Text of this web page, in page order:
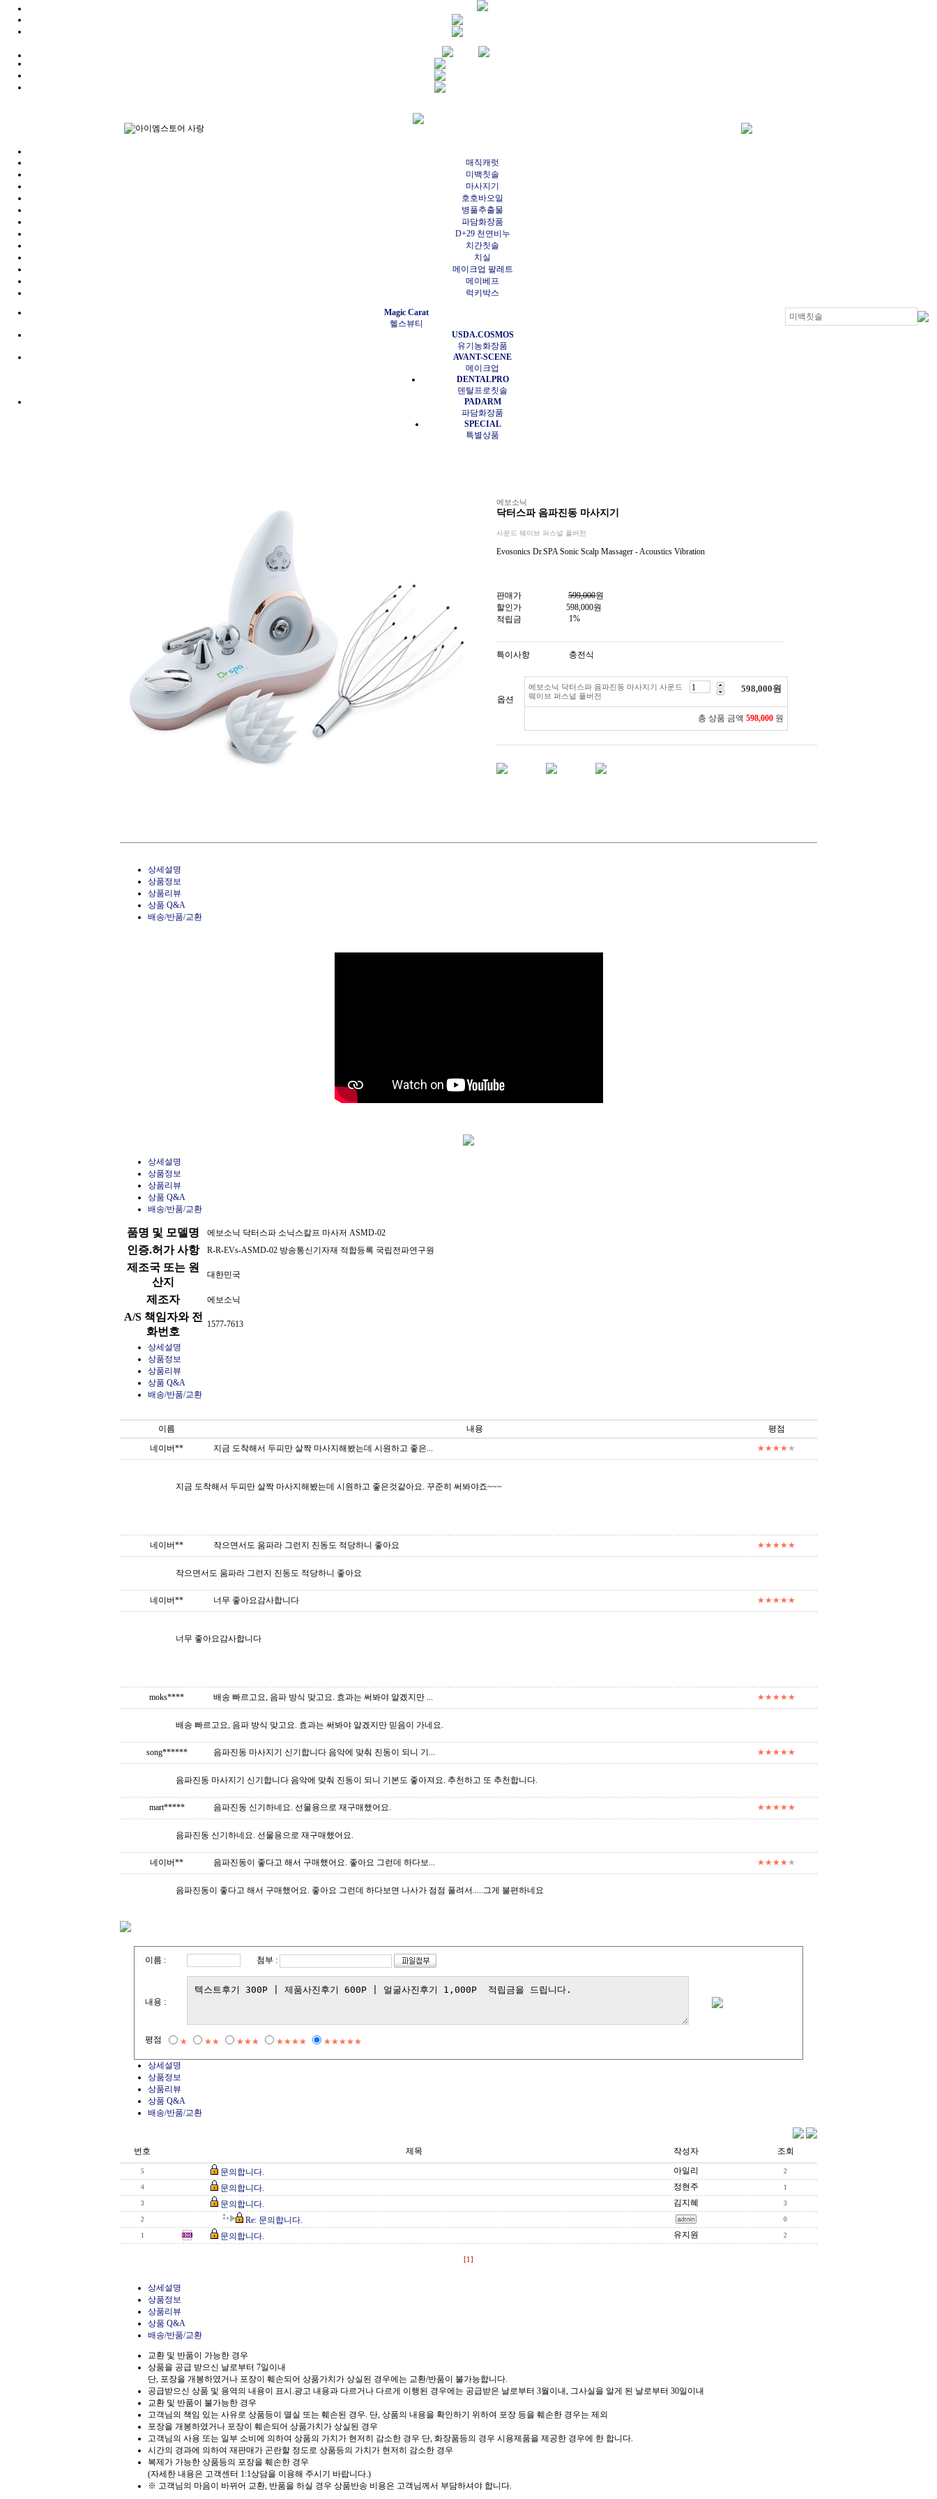
매직캐럿
미백칫솔
마사지기
호호바오일
병풀추출물
파담화장품
D+29 천연비누
치간칫솔
치실
메이크업 팔레트
메이베프
럭키박스
Magic Carat
헬스뷰티
USDA.COSMOS
유기농화장품
AVANT-SCENE
메이크업
DENTALPRO
덴탈프로칫솔
PADARM
파담화장품
SPECIAL
특별상품
에보소닉
닥터스파 음파진동 마사지기
사운드 웨이브 퍼스널 풀버전
Evosonics Dr.SPA Sonic Scalp Massager - Acoustics Vibration
판매가 599,000원
할인가
598,000원
적립금
1%
특이사항 충전식
옵션
에보소닉 닥터스파 음파진동 마사지기 사운드
웨이브 퍼스널 풀버전
598,000원
총 상품 금액 598,000 원
상세설명
상품정보
상품리뷰
상품 Q&A
배송/반품/교환
상세설명
상품정보
상품리뷰
상품 Q&A
배송/반품/교환
품명 및 모델명 에보소닉 닥터스파 소닉스칼프 마사저 ASMD-02
인증.허가 사항 R-R-EVs-ASMD-02 방송통신기자재 적합등록 국립전파연구원
제조국 또는 원
산지
대한민국
제조자 에보소닉
A/S 책임자와 전
화번호
1577-7613
상세설명
상품정보
상품리뷰
상품 Q&A
배송/반품/교환
이름 내용
평점
네이버**
지금 도착해서 두피만 살짝 마사지해봤는데 시원하고 좋은... ★★★★★
지금 도착해서 두피만 살짝 마사지해봤는데 시원하고 좋은것같아요. 꾸준히 써봐야죠~~~
네이버** 작으면서도 움파라 그런지 진동도 적당하니 좋아요 ★★★★★
작으면서도 움파라 그런지 진동도 적당하니 좋아요
네이버** 너무 좋아요감사합니다 ★★★★★
너무 좋아요감사합니다
moks**** 배송 빠르고요, 음파 방식 맞고요. 효과는 써봐야 알겠지만 ... ★★★★★
배송 빠르고요, 음파 방식 맞고요. 효과는 써봐야 알겠지만 믿음이 가네요.
song****** 음파진동 마사지기 신기합니다 음악에 맞춰 진동이 되니 기... ★★★★★
음파진동 마사지기 신기합니다 음악에 맞춰 진동이 되니 기본도 좋아져요. 추천하고 또 추천합니다.
mart***** 음파진동 신기하네요. 선물용으로 재구매했어요. ★★★★★
음파진동 신기하네요. 선물용으로 재구매했어요.
네이버** 음파진동이 좋다고 해서 구매했어요. 좋아요 그런데 하다보... ★★★★★
음파진동이 좋다고 해서 구매했어요. 좋아요 그런데 하다보면 나사가 점점 풀려서.....그게 불편하네요
이름 : 첨부 :
내용 :
평점 ★ ★★ ★★★ ★★★★ ★★★★★
상세설명
상품정보
상품리뷰
상품 Q&A
배송/반품/교환
번호 제목 작성자 조회
5 문의합니다. 아일리 2
4 문의합니다. 정현주 1
3 문의합니다. 김지혜 3
2 Re: 문의합니다. 0
1 문의합니다. 유지원 2
[1]
상세설명
상품정보
상품리뷰
상품 Q&A
배송/반품/교환
교환 및 반품이 가능한 경우
상품을 공급 받으신 날로부터 7일이내
단, 포장을 개봉하였거나 포장이 훼손되어 상품가치가 상실된 경우에는 교환/반품이 불가능합니다.
공급받으신 상품 및 용역의 내용이 표시.광고 내용과 다르거나 다르게 이행된 경우에는 공급받은 날로부터 3월이내, 그사실을 알게 된 날로부터 30일이내
교환 및 반품이 불가능한 경우
고객님의 책임 있는 사유로 상품등이 멸실 또는 훼손된 경우. 단, 상품의 내용을 확인하기 위하여 포장 등을 훼손한 경우는 제외
포장을 개봉하였거나 포장이 훼손되어 상품가치가 상실된 경우
고객님의 사용 또는 일부 소비에 의하여 상품의 가치가 현저히 감소한 경우 단, 화장품등의 경우 시용제품을 제공한 경우에 한 합니다.
시간의 경과에 의하여 재판매가 곤란할 정도로 상품등의 가치가 현저히 감소한 경우
복제가 가능한 상품등의 포장을 훼손한 경우
(자세한 내용은 고객센터 1:1상담을 이용해 주시기 바랍니다.)
※ 고객님의 마음이 바뀌어 교환, 반품을 하실 경우 상품반송 비용은 고객님께서 부담하셔야 합니다.